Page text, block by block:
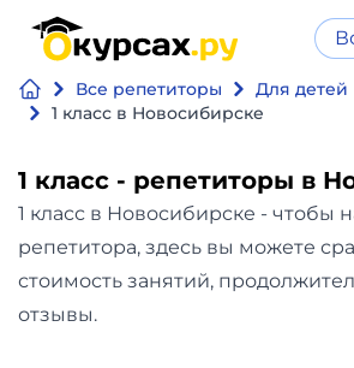
Все репетиторы
Для детей
1 класс в Новосибирске
1 класс - репетиторы в
1 класс в Новосибирске - чтобы
репетитора, здесь вы можете
стоимость занятий,
отзывы.
Нейросеть
и ИИ
Бизнес
и
финансы
Нейросеть
интеллекту
Курсы по
Бесплатно